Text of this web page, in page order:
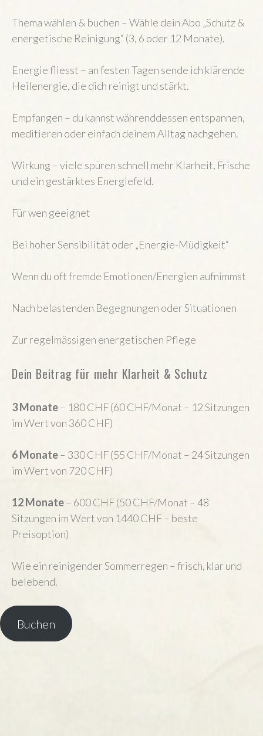
Thema wählen & buchen – Wähle dein Abo „Schutz &
energetische Reinigung“ (3, 6 oder 12 Monate).
Energie fliesst – an festen Tagen sende ich klärende
Heilenergie, die dich reinigt und stärkt.
Empfangen – du kannst währenddessen entspannen,
meditieren oder einfach deinem Alltag nachgehen.
Wirkung – viele spüren schnell mehr Klarheit, Frische
und ein gestärktes Energiefeld.
Für wen geeignet
Bei hoher Sensibilität oder „Energie-Müdigkeit“
Wenn du oft fremde Emotionen/Energien aufnimmst
Nach belastenden Begegnungen oder Situationen
Zur regelmässigen energetischen Pflege
Dein Beitrag für mehr Klarheit & Schutz
3 Monate– 180 CHF (60 CHF/Monat – 12 Sitzungen
im Wert von 360 CHF)
6 Monate– 330 CHF (55 CHF/Monat – 24 Sitzungen
im Wert von 720 CHF)
12 Monate– 600 CHF (50 CHF/Monat – 48
Sitzungen im Wert von 1440 CHF – beste
Preisoption)
Wie ein reinigender Sommerregen – frisch, klar und
belebend.
Buchen